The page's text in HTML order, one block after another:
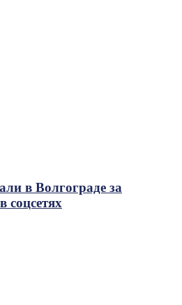
в Волгограде за